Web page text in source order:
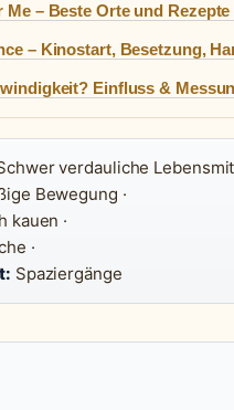
Me – Beste Orte und
– Kinostart, Besetzung,
Einfluss &
verdauliche
Bewegung ·
kauen ·
·
Spaziergänge